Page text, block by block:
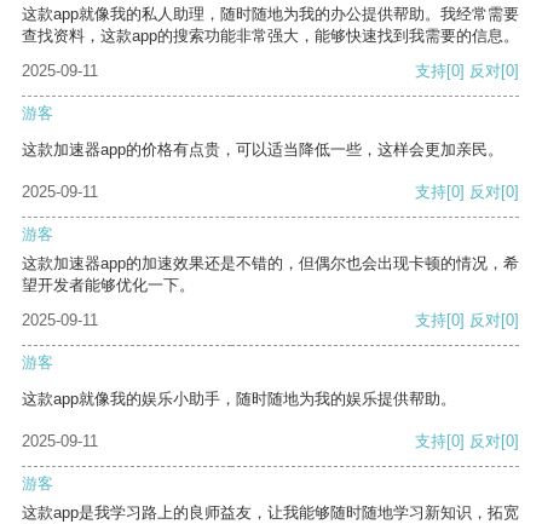
这款app就像我的私人助理，随时随地为我的办公提供帮助。我经常需要
查找资料，这款app的搜索功能非常强大，能够快速找到我需要的信息。
2025-09-11
支持[0] 反对[0]
游客
这款加速器app的价格有点贵，可以适当降低一些，这样会更加亲民。
2025-09-11 支持[0] 反对[0]
游客
这款加速器app的加速效果还是不错的，但偶尔也会出现卡顿的情况，希
望开发者能够优化一下。
2025-09-11
支持[0] 反对[0]
游客
这款app就像我的娱乐小助手，随时随地为我的娱乐提供帮助。
2025-09-11 支持[0] 反对[0]
游客
这款app是我学习路上的良师益友，让我能够随时随地学习新知识，拓宽